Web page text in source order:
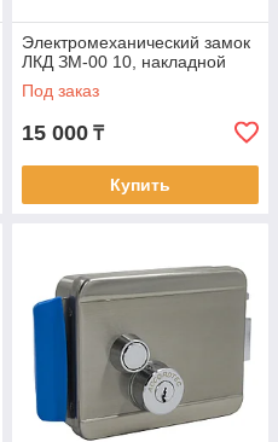
Электромеханический замок
ЛКД ЗM-00 10, накладной
Под заказ
15 000 ₸
Купить